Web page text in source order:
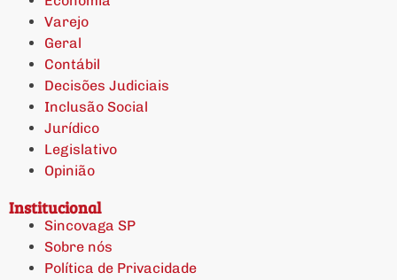
Varejo
Geral
Contábil
Decisões Judiciais
Inclusão Social
Jurídico
Legislativo
Opinião
Institucional
Sincovaga SP
Sobre nós
Política de Privacidade